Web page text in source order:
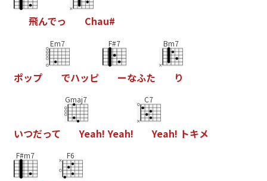
飛んでっ Chau#
ポップ
Em7
でハッピ
F#7
ーなふた
Bm7
り
いつだって
Gmaj7
Yeah! Yeah!
C7
Yeah! トキメ
F#m7 F6